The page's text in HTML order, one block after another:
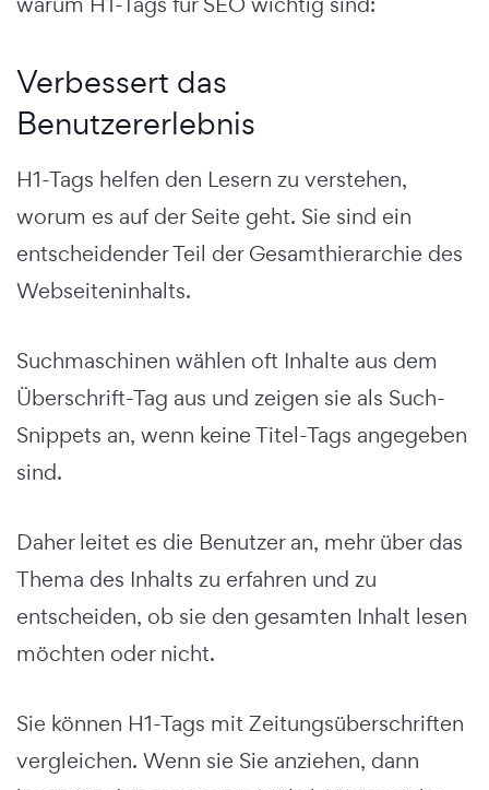
Verbessert das
Benutzererlebnis
H1-Tags helfen den Lesern zu verstehen,
worum es auf der Seite geht. Sie sind ein
entscheidender Teil der Gesamthierarchie des
Webseiteninhalts.
Suchmaschinen wählen oft Inhalte aus dem
Überschrift-Tag aus und zeigen sie als Such-
Snippets an, wenn keine Titel-Tags angegeben
sind.
Daher leitet es die Benutzer an, mehr über das
Thema des Inhalts zu erfahren und zu
entscheiden, ob sie den gesamten Inhalt lesen
möchten oder nicht.
Sie können H1-Tags mit Zeitungsüberschriften
vergleichen. Wenn sie Sie anziehen, dann